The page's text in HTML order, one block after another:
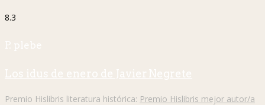
8.3
P. plebe
Los idus de enero de Javier Negrete
Premio Hislibris literatura histórica: Premio Hislibris mejor autor/a